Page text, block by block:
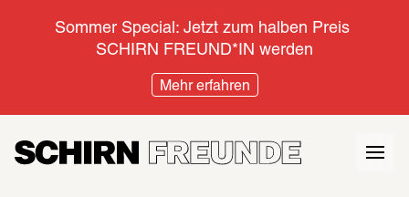
Sommer Special: Jetzt zum halben Preis
SCHIRN FREUND*IN werden
Mehr erfahren